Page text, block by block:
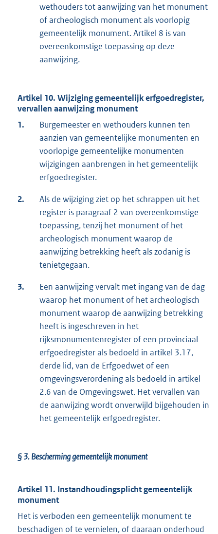
wethouders tot aanwijzing van het monument
of archeologisch monument als voorlopig
gemeentelijk monument. Artikel 8 is van
overeenkomstige toepassing op deze
aanwijzing.
Artikel 10. Wijziging gemeentelijk erfgoedregister,
vervallen aanwijzing monument
1.
Burgemeester en wethouders kunnen ten
aanzien van gemeentelijke monumenten en
voorlopige gemeentelijke monumenten
wijzigingen aanbrengen in het gemeentelijk
erfgoedregister.
2.
Als de wijziging ziet op het schrappen uit het
register is paragraaf 2 van overeenkomstige
toepassing, tenzij het monument of het
archeologisch monument waarop de
aanwijzing betrekking heeft als zodanig is
tenietgegaan.
3.
Een aanwijzing vervalt met ingang van de dag
waarop het monument of het archeologisch
monument waarop de aanwijzing betrekking
heeft is ingeschreven in het
rijksmonumentenregister of een provinciaal
erfgoedregister als bedoeld in artikel 3.17,
derde lid, van de Erfgoedwet of een
omgevingsverordening als bedoeld in artikel
2.6 van de Omgevingswet. Het vervallen van
de aanwijzing wordt onverwijld bijgehouden in
het gemeentelijk erfgoedregister.
§ 3.Bescherming gemeentelijk monument
Artikel 11. Instandhoudingsplicht gemeentelijk
monument
Het is verboden een gemeentelijk monument te
beschadigen of te vernielen, of daaraan onderhoud